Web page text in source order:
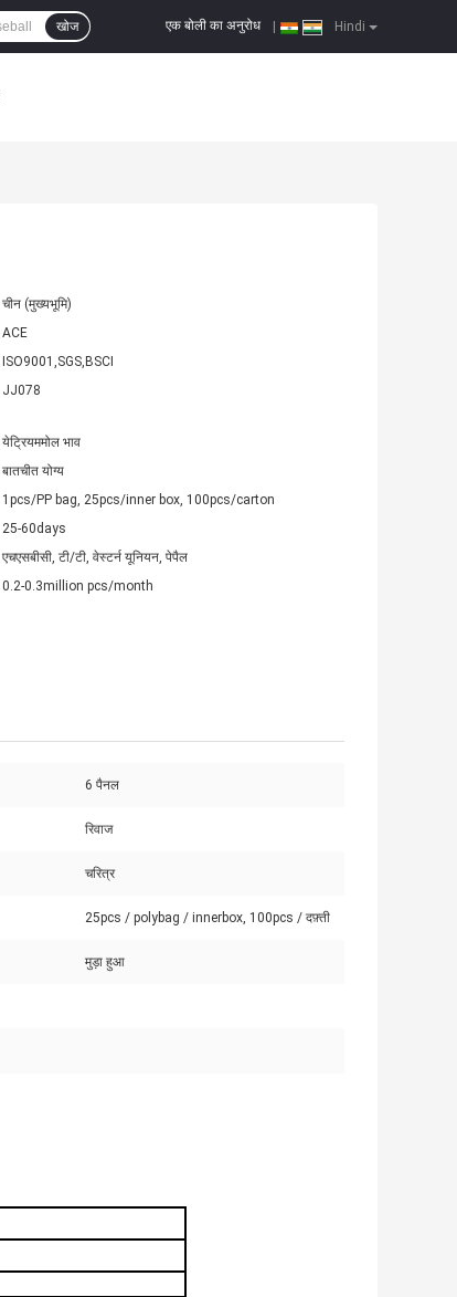
Hindi
एक बोली का अनुरोध
खोज
चीन (मुख्यभूमि)
ACE
ISO9001,SGS,BSCI
JJ078
येट्रियममोल भाव
बातचीत योग्य
1pcs/PP bag, 25pcs/inner box, 100pcs/carton
25-60days
एचएसबीसी, टी/टी, वेस्टर्न यूनियन, पेपैल
0.2-0.3million pcs/month
6 पैनल
रिवाज
चरित्र
25pcs / polybag / innerbox, 100pcs / दफ़्ती
मुड़ा हुआ